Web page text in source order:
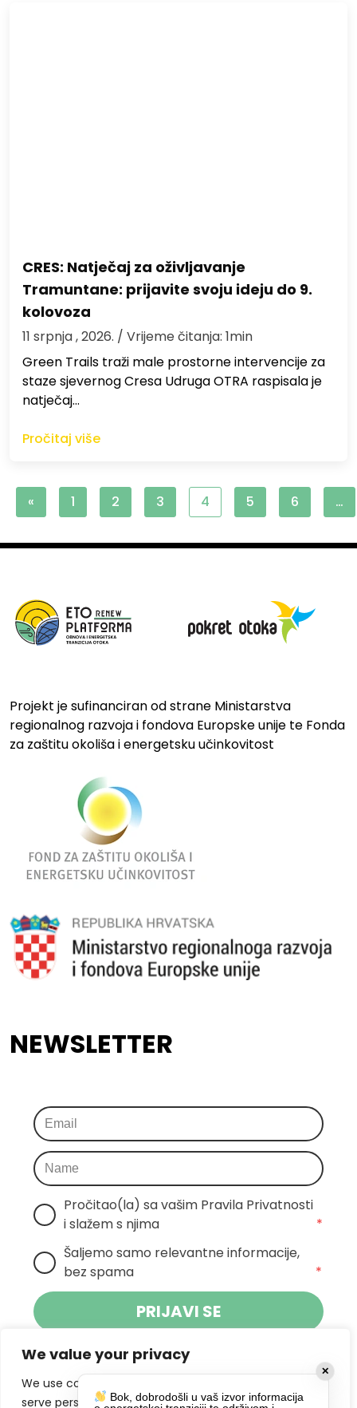
We value your privacy
We use cookies to enhance your browsing experience,
serve personalized ads or content, and analyze our
CRES: Natječaj za oživljavanje
Tramuntane: prijavite svoju ideju do 9.
kolovoza
11 srpnja , 2026. / Vrijeme čitanja: 1min
Green Trails traži male prostorne intervencije za
staze sjevernog Cresa Udruga OTRA raspisala je
natječaj…
Pročitaj više
« 1 2 3 4 5 6 …
Projekt je sufinanciran od strane Ministarstva
regionalnog razvoja i fondova Europske unije te Fonda
za zaštitu okoliša i energetsku učinkovitost
NEWSLETTER
Pročitao(la) sa vašim Pravila Privatnosti
i slažem s njima
*
Šaljemo samo relevantne informacije,
bez spama
*
PRIJAVI SE
Klikom na gumb dajete suglasnost za
primanje novosti Pokreta Otoka te se
slažete spolitikom privatnosti.
✕
Bok, dobrodošli u vaš izvor informacija